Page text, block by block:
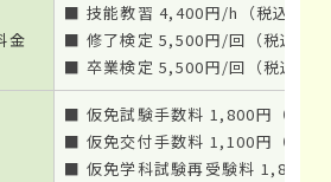
金
■ 技能教習 4,400円/h（税込）
■ 修了検定 5,500円/回（税込）
■ 卒業検定 5,500円/回（税込）
■ 仮免試験手数料 1,800円（非課
■ 仮免交付手数料 1,100円（非課
■ 仮免学科試験再受験料 1,800円